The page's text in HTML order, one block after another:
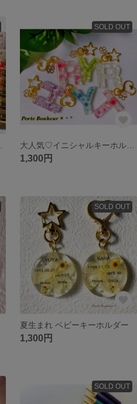
SOLD OUT
大人気♡イニシャルキーホルダー
1,300円
SOLD OUT
夏生まれ ベビーキーホルダー
1,300円
SOLD OUT